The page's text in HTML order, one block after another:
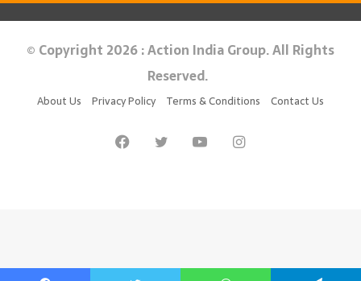
© Copyright 2026 : Action India Group. All Rights
Reserved.
About Us Privacy Policy Terms & Conditions Contact Us
FacebookTwitter YouTubeInstagram